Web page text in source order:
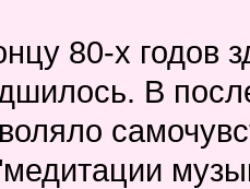
80-х годов
В